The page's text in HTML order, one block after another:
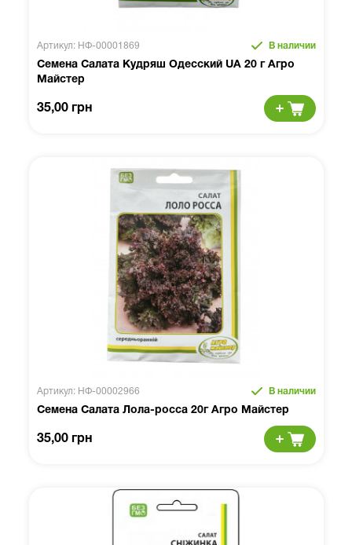
Артикул: НФ-00001869 В наличии
Семена Салата Кудряш Одесский UA 20 г Агро
Майстер
35,00 грн
Артикул: НФ-00002966 В наличии
Семена Салата Лола-росса 20г Агро Майстер
35,00 грн